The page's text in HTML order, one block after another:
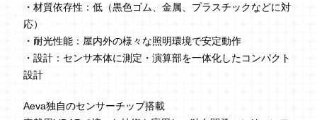
・材質依存性：低（黒色ゴム、金属、プラスチックなどに対
応）
・耐光性能：屋内外の様々な照明環境で安定動作
・設計：センサ本体に測定・演算部を一体化したコンパクト
設計
Aeva独自のセンサーチップ搭載